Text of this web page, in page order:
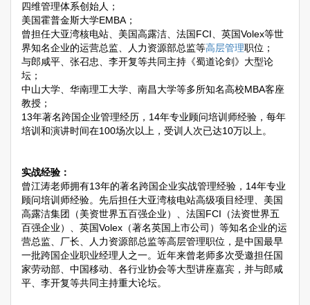
四维管理体系创始人；
美国霍普金斯大学EMBA；
曾担任大亚湾核电站、美国高露洁、法国FCI、英国Volex等世
界知名企业的运营总监、人力资源部总监等高层管理职位；
与郎咸平、张召忠、李开复等共同主持《蜀道论剑》大型论
坛；
中山大学、华南理工大学、南昌大学等多所知名高校MBA客座
教授；
13年著名跨国企业管理经历，14年专业顾问培训师经验，每年
培训和演讲时间在100场次以上，受训人次已达10万以上。
实战经验：
曾江涛老师拥有13年的著名跨国企业实战管理经验，14年专业
顾问培训师经验。先后担任大亚湾核电站高级项目经理、美国
高露洁集团（美资世界五百强企业）、法国FCI（法资世界五
百强企业）、英国Volex（著名英国上市公司）等知名企业的运
营总监、厂长、人力资源部总监等高层管理职位，是中国最早
一批跨国企业职业经理人之一。近年来曾老师多次受邀担任国
家劳动部、中国移动、各行业协会等大型讲座嘉宾，并与郎咸
平、李开复等共同主持重大论坛。